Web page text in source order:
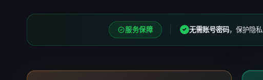
服务保障 ✓ 无需账号密码，保护隐私